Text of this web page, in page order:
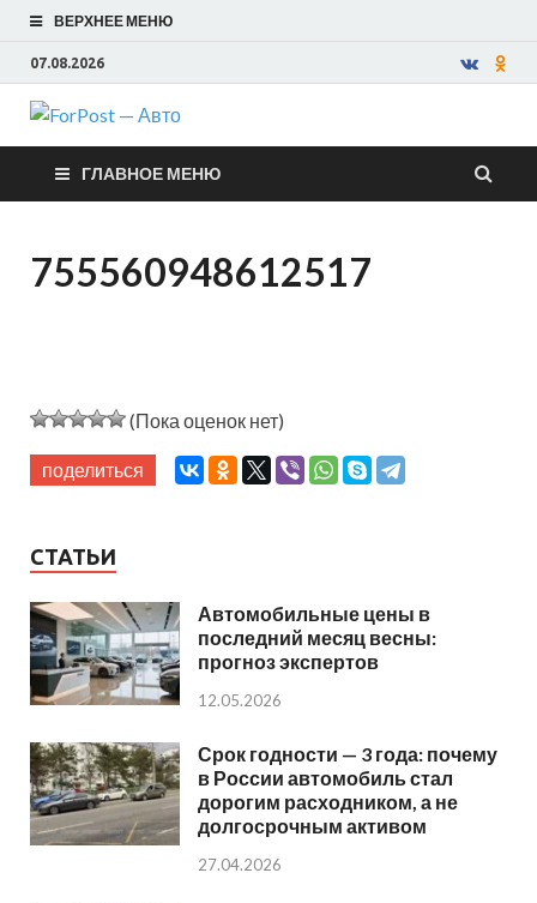
ВЕРХНЕЕ МЕНЮ
07.08.2026
ForPost —
Авто
ГЛАВНОЕ МЕНЮ
755560948612517
(Пока оценок нет)
поделиться
СТАТЬИ
Автомобильные цены в
последний месяц весны:
прогноз экспертов
12.05.2026
Срок годности — 3 года: почему
в России автомобиль стал
дорогим расходником, а не
долгосрочным активом
27.04.2026